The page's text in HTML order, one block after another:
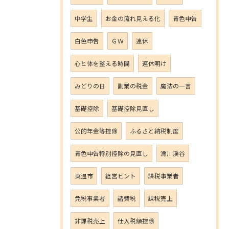
中学生 お金の流れ見える化 青色申告
白色申告 ＧＷ 連休
心と体を整える時間 連休明け
みどりの日 副業の税金 魔法の一言
基礎控除 基礎控除見直し
公的年金等控除 ふるさと納税制度
青色申告特別控除の見直し 滑川渓谷
東温市 経営ヒント 課税事業者
免税事業者 諸費税 課税売上
非課税売上 仕入税額控除